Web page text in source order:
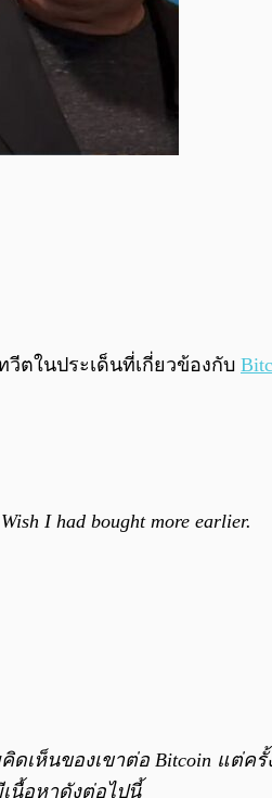
วีตในประเด็นที่เกี่ยวข้องกับ
I had bought more earlier.
เห็นของเขาต่อ Bitcoin แต่ค
นื้อหาดังต่อไปนี้